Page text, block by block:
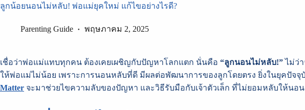
ลูกน้อยนอนไม่หลับ! พ่อแม่ยุคใหม่ แก้ไขอย่างไรดี?
Parenting Guide พฤษภาคม 2, 2025
เชื่อว่าพ่อแม่แทบทุกคน ต้องเคยเผชิญกับปัญหาโลกแตก นั่นคือ “ลูกนอนไม่หลับ!”ไม่ว่
ให้พ่อแม่ไม่น้อย เพราะการนอนหลับที่ดี มีผลต่อพัฒนาการของลูกโดยตรง ยิ่งในยุคปัจ
Matter จะมาช่วยไขความลับของปัญหา และวิธีรับมือกับเจ้าตัวเล็ก ที่ไม่ยอมหลับให้นอ